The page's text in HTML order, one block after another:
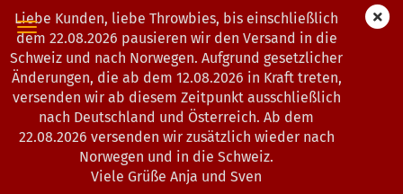
Liebe Kunden, liebe Throwbies, bis einschließlich
dem 22.08.2026 pausieren wir den Versand in die
Schweiz und nach Norwegen. Aufgrund gesetzlicher
Änderungen, die ab dem 12.08.2026 in Kraft treten,
versenden wir ab diesem Zeitpunkt ausschließlich
nach Deutschland und Österreich. Ab dem
22.08.2026 versenden wir zusätzlich wieder nach
Norwegen und in die Schweiz.
Viele Grüße Anja und Sven
« Erster
« zurück
Artikel in dieser Kategorie
Thought Space Athletics | Synapse | Nebula Ethereal |
Impossible Triangle
4502805)